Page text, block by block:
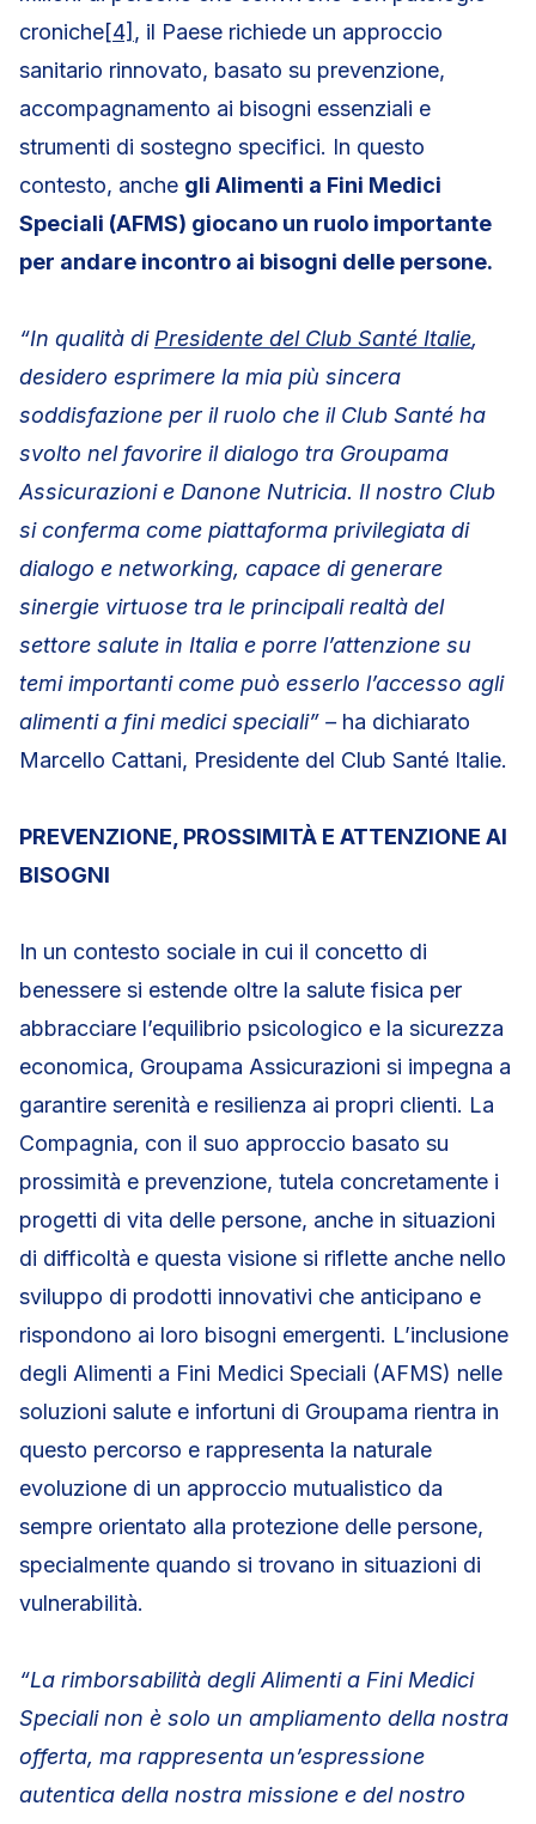
croniche[4] , il Paese richiede un approccio
sanitario rinnovato, basato su prevenzione,
accompagnamento ai bisogni essenziali e
strumenti di sostegno specifici. In questo
contesto, anche gli Alimenti a Fini Medici
Speciali (AFMS) giocano un ruolo importante
per andare incontro ai bisogni delle persone.
“In qualità di Presidente del Club Santé Italie,
desidero esprimere la mia più sincera
soddisfazione per il ruolo che il Club Santé ha
svolto nel favorire il dialogo tra Groupama
Assicurazioni e Danone Nutricia. Il nostro Club
si conferma come piattaforma privilegiata di
dialogo e networking, capace di generare
sinergie virtuose tra le principali realtà del
settore salute in Italia e porre l’attenzione su
temi importanti come può esserlo l’accesso agli
alimenti a fini medici speciali” – ha dichiarato
Marcello Cattani, Presidente del Club Santé Italie.
PREVENZIONE, PROSSIMITÀ E ATTENZIONE AI
BISOGNI
In un contesto sociale in cui il concetto di
benessere si estende oltre la salute fisica per
abbracciare l’equilibrio psicologico e la sicurezza
economica, Groupama Assicurazioni si impegna a
garantire serenità e resilienza ai propri clienti. La
Compagnia, con il suo approccio basato su
prossimità e prevenzione, tutela concretamente i
progetti di vita delle persone, anche in situazioni
di difficoltà e questa visione si riflette anche nello
sviluppo di prodotti innovativi che anticipano e
rispondono ai loro bisogni emergenti. L’inclusione
degli Alimenti a Fini Medici Speciali (AFMS) nelle
soluzioni salute e infortuni di Groupama rientra in
questo percorso e rappresenta la naturale
evoluzione di un approccio mutualistico da
sempre orientato alla protezione delle persone,
specialmente quando si trovano in situazioni di
vulnerabilità.
“La rimborsabilità degli Alimenti a Fini Medici
Speciali non è solo un ampliamento della nostra
offerta, ma rappresenta un’espressione
autentica della nostra missione e del nostro